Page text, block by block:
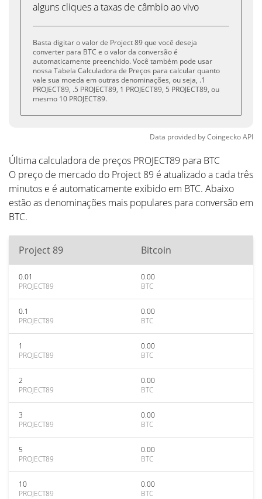
alguns cliques a taxas de câmbio ao vivo
Basta digitar o valor de Project 89 que você deseja
converter para BTC e o valor da conversão é
automaticamente preenchido. Você também pode usar
nossa Tabela Calculadora de Preços para calcular quanto
vale sua moeda em outras denominações, ou seja, .1
PROJECT89, .5 PROJECT89, 1 PROJECT89, 5 PROJECT89, ou
mesmo 10 PROJECT89.
Data provided byCoingeckoAPI
Última calculadora de preços PROJECT89 para BTC
O preço de mercado do Project 89 é atualizado a cada três
minutos e é automaticamente exibido em BTC. Abaixo
estão as denominações mais populares para conversão em
BTC.
Project 89 Bitcoin
0.01
PROJECT89
0.00
BTC
0.1
PROJECT89
0.00
BTC
1
PROJECT89
0.00
BTC
2
PROJECT89
0.00
BTC
3
PROJECT89
0.00
BTC
5
PROJECT89
0.00
BTC
10
PROJECT89
0.00
BTC